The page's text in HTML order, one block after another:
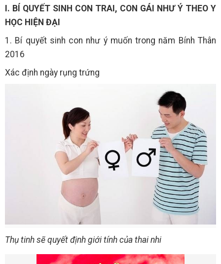
I. BÍ QUYẾT SINH CON TRAI, CON GÁI NHƯ Ý THEO Y
HỌC HIỆN ĐẠI
1. Bí quyết sinh con như ý muốn trong năm Bính Thân
2016
Xác định ngày rụng trứng
Thụ tinh sẽ quyết định giới tính của thai nhi